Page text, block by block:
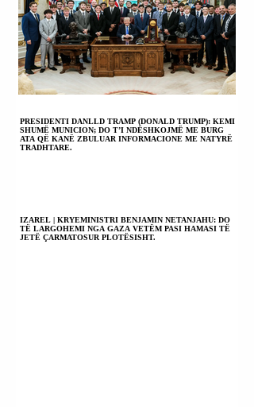
PRESIDENTI DANLLD TRAMP (DONALD TRUMP): KEMI
SHUMË MUNICION; DO T’I NDËSHKOJMË ME BURG
ATA QË KANË ZBULUAR INFORMACIONE ME NATYRË
TRADHTARE.
IZAREL | KRYEMINISTRI BENJAMIN NETANJAHU: DO
TË LARGOHEMI NGA GAZA VETËM PASI HAMASI TË
JETË ÇARMATOSUR PLOTËSISHT.